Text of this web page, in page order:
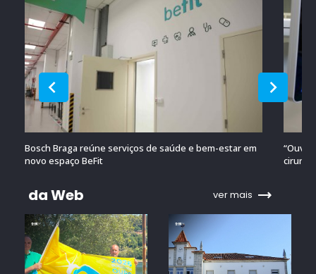
Bosch Braga reúne serviços de saúde e bem-estar em
novo espaço BeFit
da Web ver mais